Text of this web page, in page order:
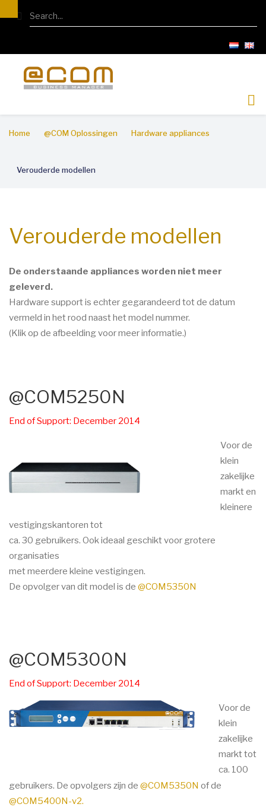
de
inhoud
Search
Home @COM Oplossingen Hardware appliances
Verouderde modellen
Verouderde modellen
De onderstaande appliances worden niet meer
geleverd.
Hardware support is echter gegarandeerd tot de datum
vermeld in het rood naast het model nummer.
(Klik op de afbeelding voor meer informatie.)
@COM5250N
End of Support: December 2014
Voor de
klein
zakelijke
markt en
kleinere
vestigingskantoren tot
ca. 30 gebruikers. Ook ideaal geschikt voor grotere
organisaties
met meerdere kleine vestigingen.
De opvolger van dit model is de @COM5350N
@COM5300N
End of Support: December 2014
Voor de
klein
zakelijke
markt tot
ca. 100
gebruikers. De opvolgers zijn de @COM5350N of de
@COM5400N-v2.